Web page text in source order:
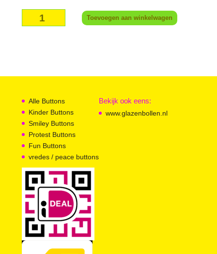
button
Recycle
Toevoegen aan winkelwagen
Alle Buttons
Kinder Buttons
Smiley Buttons
Protest Buttons
Fun Buttons
vredes / peace buttons
Bekijk ook eens:
www.glazenbollen.nl